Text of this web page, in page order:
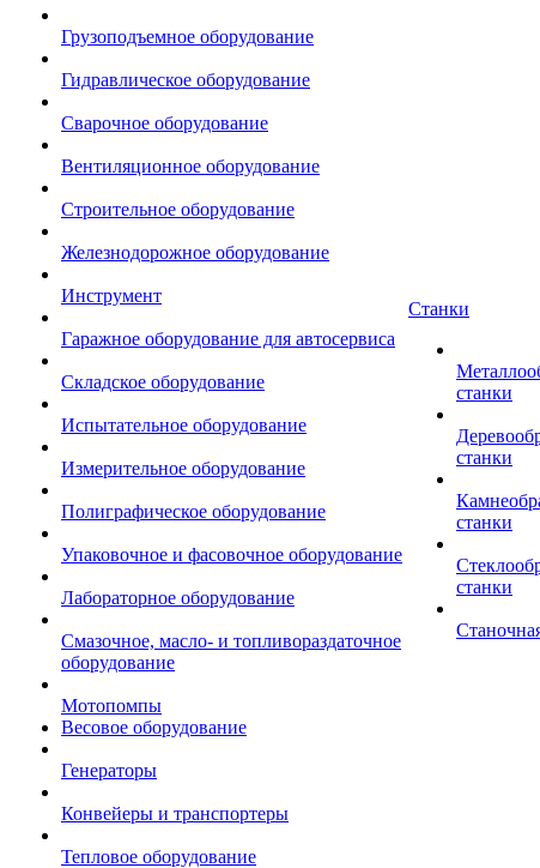
Грузоподъемное оборудование
Гидравлическое оборудование
Сварочное оборудование
Вентиляционное оборудование
Строительное оборудование
Железнодорожное оборудование
Инструмент
Гаражное оборудование для автосервиса
Складское оборудование
Испытательное оборудование
Измерительное оборудование
Полиграфическое оборудование
Упаковочное и фасовочное оборудование
Лабораторное оборудование
Смазочное, масло- и топливораздаточное
оборудование
Мотопомпы
Весовое оборудование
Генераторы
Конвейеры и транспортеры
Тепловое оборудование
Станки
станки
станки
станки
станки